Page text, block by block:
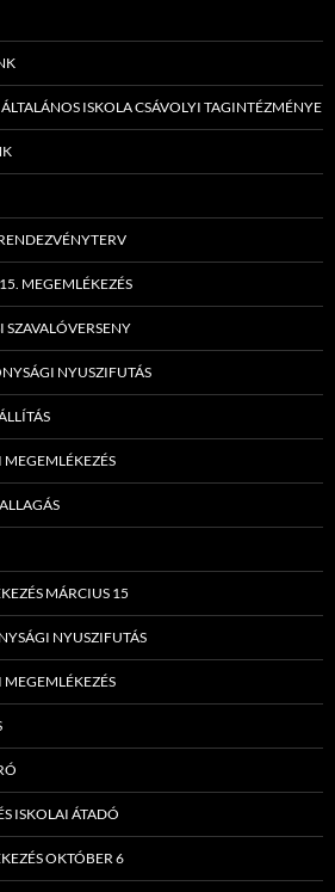
ISKOLA CSÁVOLYI TAGINTÉZMÉNYE
MEGEMLÉKEZÉS
SZAVALÓVERSENY
NYUSZIFUTÁS
MÁRCIUS 15
NYUSZIFUTÁS
ISKOLAI ÁTADÓ
OKTÓBER 6